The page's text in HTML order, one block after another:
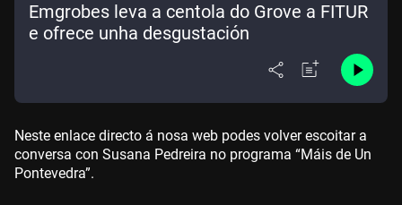
Emgrobes leva a centola do Grove a FITUR
e ofrece unha desgustación
Neste enlace directo á nosa web podes volver escoitar a
conversa con Susana Pedreira no programa “Máis de Un
Pontevedra”.